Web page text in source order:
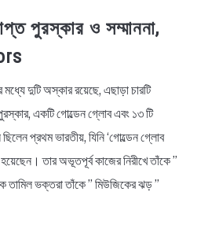
পুরস্কার ও সম্মাননা,
দুটি অস্কার রয়েছে, এছাড়া চারটি
একটি গোল্ডেন গ্লোব এবং ১৩ টি
প্রথম ভারতীয়, যিনি ‘গোল্ডেন গ্লোব
তার অভূতপূর্ব কাজের নিরীখে তাঁকে ”
তামিল ভক্তরা তাঁকে ” মিউজিকের ঝড় ”